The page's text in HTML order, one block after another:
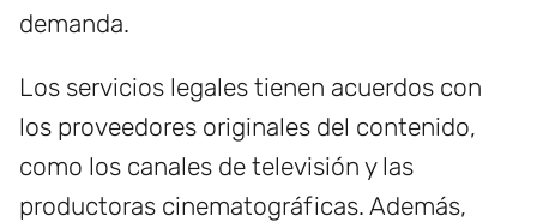
demanda.
Los servicios legales tienen acuerdos con
los proveedores originales del contenido,
como los canales de televisión y las
productoras cinematográficas. Además,